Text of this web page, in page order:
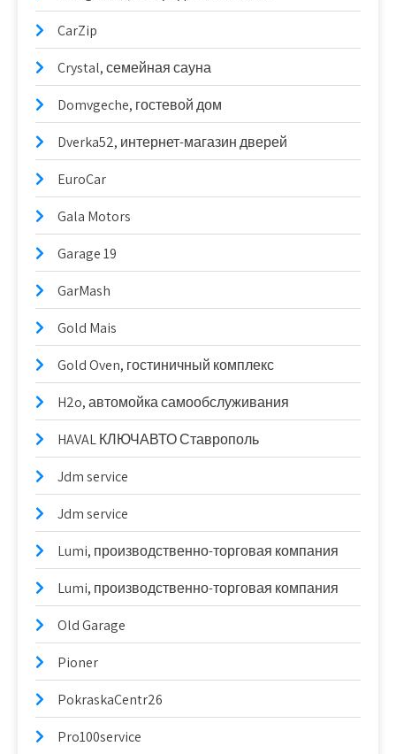
CarZip
Crystal, семейная сауна
Domvgeche, гостевой дом
Dverka52, интернет-магазин дверей
EuroCar
Gala Motors
Garage 19
GarMash
Gold Mais
Gold Oven, гостиничный комплекс
H2o, автомойка самообслуживания
HAVAL КЛЮЧАВТО Ставрополь
Jdm service
Jdm service
Lumi, производственно-торговая компания
Lumi, производственно-торговая компания
Old Garage
Pioner
PokraskaCentr26
Pro100service